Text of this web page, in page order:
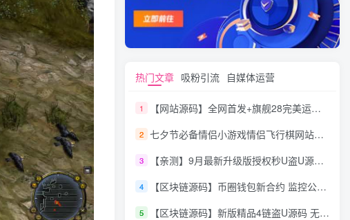
热门文章 吸粉引流 自媒体运营
1 【网站源码】全网首发+旗舰28完美运营Java版高仿28圈+彩种丰富+机器人+眯牌
2 七夕节必备情侣小游戏情侣飞行棋网站源码
3 【亲测】9月最新升级版授权秒U盗U源码/四链盗U源码/自带提币接口
4 【区块链源码】币圈钱包新合约 监控公链转账地址 尾数模拟转账数据生成 0 U攻击带安装说明
5 【区块链源码】新版精品4链盗U源码 无限开代理模式 后台 代理数据可看 包含搭建教程